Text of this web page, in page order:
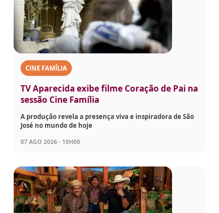
CINE FAMÍLIA
TV Aparecida exibe filme Coração de Pai na
sessão Cine Família
A produção revela a presença viva e inspiradora de São
José no mundo de hoje
07 AGO 2026 - 10H00